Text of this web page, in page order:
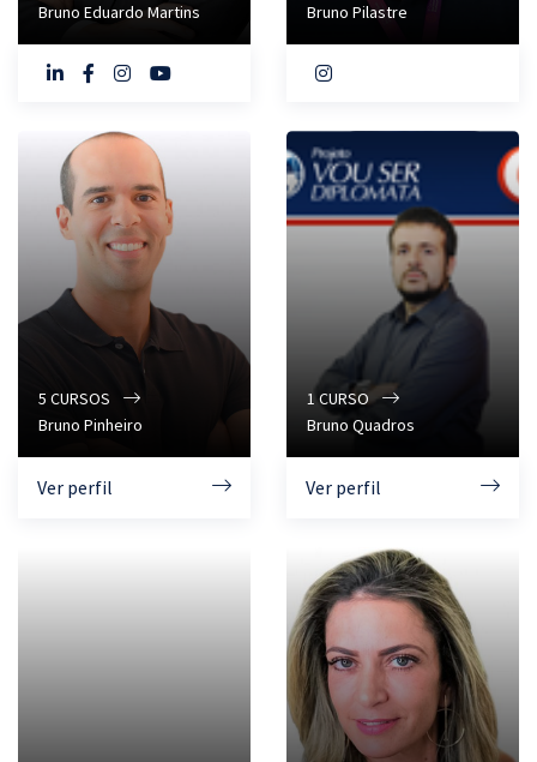
Bruno Eduardo Martins
Bruno Pilastre
5 CURSOS
Bruno Pinheiro
Ver perfil
1CURSO
Bruno Quadros
Ver perfil